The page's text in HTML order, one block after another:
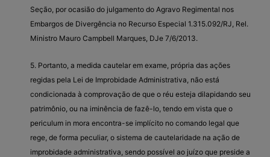
Seção, por ocasião do julgamento do Agravo Regimental nos
Embargos de Divergência no Recurso Especial 1.315.092/RJ, Rel.
Ministro Mauro Campbell Marques, DJe 7/6/2013.
5. Portanto, a medida cautelar em exame, própria das ações
regidas pela Lei de Improbidade Administrativa, não está
condicionada à comprovação de que o réu esteja dilapidando seu
patrimônio, ou na iminência de fazê-lo, tendo em vista que o
periculum in mora encontra-se implícito no comando legal que
rege, de forma peculiar, o sistema de cautelaridade na ação de
improbidade administrativa, sendo possível ao juízo que preside a